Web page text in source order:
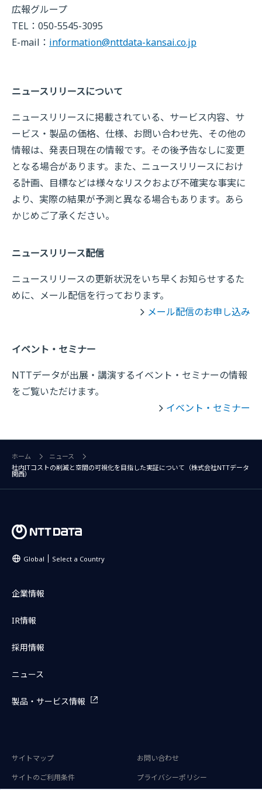
広報グループ
TEL：050-5545-3095
E-mail： information@nttdata-kansai.co.jp
ニュースリリースについて
ニュースリリースに掲載されている、サービス内容、サ
ービス・製品の価格、仕様、お問い合わせ先、その他の
情報は、発表日現在の情報です。その後予告なしに変更
となる場合があります。また、ニュースリリースにおけ
る計画、目標などは様々なリスクおよび不確実な事実に
より、実際の結果が予測と異なる場合もあります。あら
かじめご了承ください。
ニュースリリース配信
ニュースリリースの更新状況をいち早くお知らせするた
めに、メール配信を行っております。
メール配信のお申し込み
イベント・セミナー
NTTデータが出展・講演するイベント・セミナーの情報
をご覧いただけます。
イベント・セミナー
ホーム
ニュース
社内ITコストの削減と空間の可視化を目指した実証について（株式会社NTTデータ
関西）
Global Select a Country
企業情報
IR情報
採用情報
ニュース
製品・サービス情報
サイトマップ
お問い合わせ
サイトのご利用条件
プライバシーポリシー